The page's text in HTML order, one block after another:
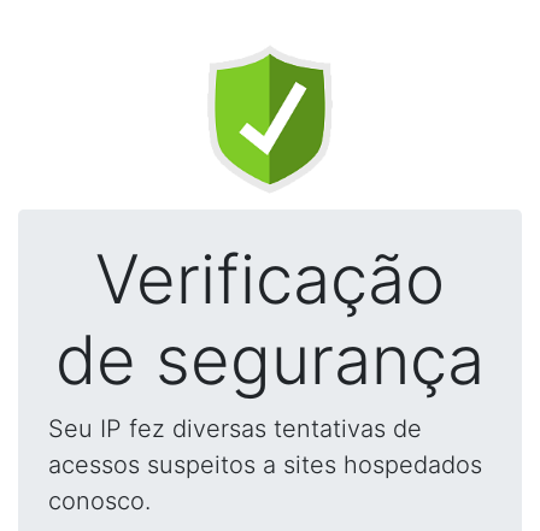
Verificação
de segurança
Seu IP fez diversas tentativas de
acessos suspeitos a sites hospedados
conosco.